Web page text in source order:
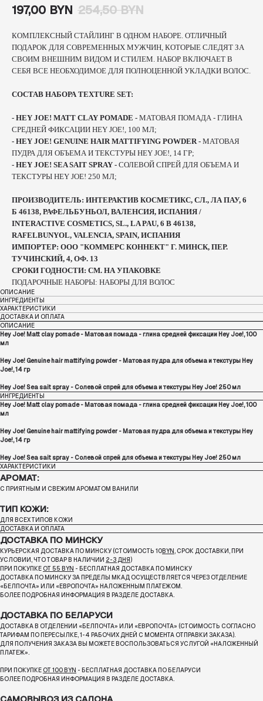
197,00 BYN 254,50 BYN
КОМПЛЕКСНЫЙ СТАЙЛИНГ В ОДНОМ НАБОРЕ. ОТЛИЧНЫЙ
ПОДАРОК ДЛЯ СОВРЕМЕННЫХ МУЖЧИН, КОТОРЫЕ СЛЕДЯТ ЗА
СВОИМ ВНЕШНИМ ВИДОМ И СТИЛЕМ. НАБОР ВКЛЮЧАЕТ В
СЕБЯ ВСЕ НЕОБХОДИМОЕ ДЛЯ ПОЛНОЦЕННОЙ УКЛАДКИ ВОЛОС.
СОСТАВ НАБОРА TEXTURE SET:
- HEY JOE! MATT CLAY POMADE - МАТОВАЯ ПОМАДА - ГЛИНА
СРЕДНЕЙ ФИКСАЦИИ HEY JOE!, 100 МЛ;
- HEY JOE! GENUINE HAIR MATTIFYING POWDER - МАТОВАЯ
ПУДРА ДЛЯ ОБЪЕМА И ТЕКСТУРЫ HEY JOE!, 14 ГР;
- HEY JOE! SEA SAIT SPRAY - СОЛЕВОЙ СПРЕЙ ДЛЯ ОБЪЕМА И
ТЕКСТУРЫ HEY JOE! 250 МЛ;
ПРОИЗВОДИТЕЛЬ: ИНТЕРАКТИВ КОСМЕТИКС, СЛ., ЛА ПАУ, 6
Б 46138, РАФЕЛЬБУНЬОЛ, ВАЛЕНСИЯ, ИСПАНИЯ /
INTERACTIVE COSMETICS, SL., LA PAU, 6 B 46138,
RAFELBUNYOL, VALENCIA, SPAIN, ИСПАНИЯ
ИМПОРТЕР: ООО "КОММЕРС КОННЕКТ" Г. МИНСК, ПЕР.
ТУЧИНСКИЙ, 4, ОФ. 13
СРОКИ ГОДНОСТИ: СМ. НА УПАКОВКЕ
ПОДАРОЧНЫЕ НАБОРЫ: НАБОРЫ ДЛЯ ВОЛОС
ОПИСАНИЕ
ИНГРЕДИЕНТЫ
ХАРАКТЕРИСТИКИ
ДОСТАВКА И ОПЛАТА
ОПИСАНИЕ
Hey Joe! Matt clay pomade - Матовая помада - глина средней фиксации Hey Joe!, 100
мл
Hey Joe! Genuine hair mattifying powder - Матовая пудра для объема и текстуры Hey
Joe!, 14 гр
Hey Joe! Sea sait spray - Солевой спрей для объема и текстуры Hey Joe! 250 мл
ИНГРЕДИЕНТЫ
Hey Joe! Matt clay pomade - Матовая помада - глина средней фиксации Hey Joe!, 100
мл
Hey Joe! Genuine hair mattifying powder - Матовая пудра для объема и текстуры Hey
Joe!, 14 гр
Hey Joe! Sea sait spray - Солевой спрей для объема и текстуры Hey Joe! 250 мл
ХАРАКТЕРИСТИКИ
АРОМАТ:
С ПРИЯТНЫМ И СВЕЖИМ АРОМАТОМ ВАНИЛИ
ТИП КОЖИ:
ДЛЯ ВСЕХ ТИПОВ КОЖИ
ДОСТАВКА И ОПЛАТА
ДОСТАВКА ПО МИНСКУ
КУРЬЕРСКАЯ ДОСТАВКА ПО МИНСКУ (СТОИМОСТЬ 10BYN, СРОК ДОСТАВКИ, ПРИ
УСЛОВИИ, ЧТО ТОВАР В НАЛИЧИИ 2-3 ДНЯ )
ПРИ ПОКУПКЕ ОТ 55 BYN - БЕСПЛАТНАЯ ДОСТАВКА ПО МИНСКУ
ДОСТАВКА ПО МИНСКУ ЗА ПРЕДЕЛЫ МКАД ОСУЩЕСТВЛЯЕТСЯ ЧЕРЕЗ ОТДЕЛЕНИЕ
«БЕЛПОЧТА» ИЛИ «ЕВРОПОЧТА» НАЛОЖЕННЫМ ПЛАТЕЖОМ.
БОЛЕЕ ПОДРОБНАЯ ИНФОРМАЦИЯ В РАЗДЕЛЕ ДОСТАВКА.
ДОСТАВКА ПО БЕЛАРУСИ
ДОСТАВКА В ОТДЕЛЕНИИ «БЕЛПОЧТА» ИЛИ «ЕВРОПОЧТА» (СТОИМОСТЬ СОГЛАСНО
ТАРИФАМ ПО ПЕРЕСЫЛКЕ, 1-4 РАБОЧИХ ДНЕЙ С МОМЕНТА ОТПРАВКИ ЗАКАЗА).
ДЛЯ ПОЛУЧЕНИЯ ЗАКАЗА ВЫ МОЖЕТЕ ВОСПОЛЬЗОВАТЬСЯ УСЛУГОЙ «НАЛОЖЕННЫЙ
ПЛАТЕЖ».
ПРИ ПОКУПКЕ ОТ 100 BYN - БЕСПЛАТНАЯ ДОСТАВКА ПО БЕЛАРУСИ
БОЛЕЕ ПОДРОБНАЯ ИНФОРМАЦИЯ В РАЗДЕЛЕ ДОСТАВКА.